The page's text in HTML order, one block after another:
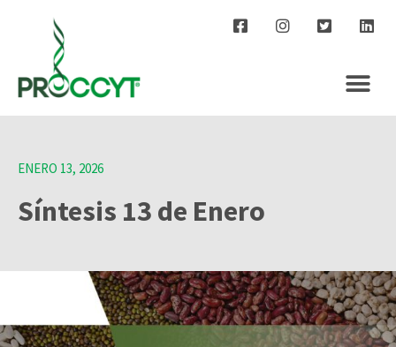
ENERO 13, 2026
Síntesis 13 de Enero